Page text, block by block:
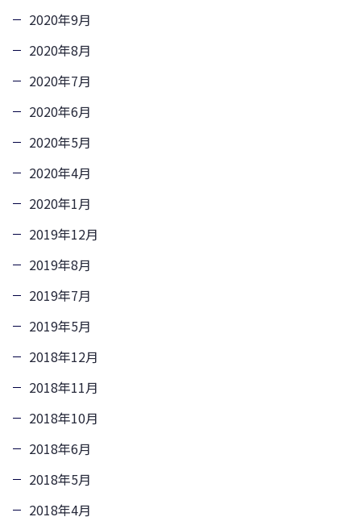
2020年9月
2020年8月
2020年7月
2020年6月
2020年5月
2020年4月
2020年1月
2019年12月
2019年8月
2019年7月
2019年5月
2018年12月
2018年11月
2018年10月
2018年6月
2018年5月
2018年4月